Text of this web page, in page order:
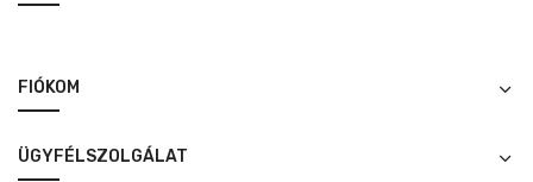
FIÓKOM
ÜGYFÉLSZOLGÁLAT